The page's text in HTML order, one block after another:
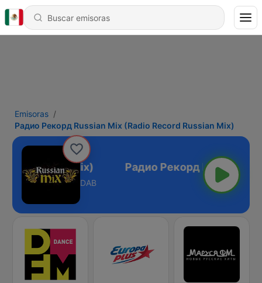
Emisoras
Радио Рекорд Russian Mix (Radio Record Russian Mix)
Russian Mix)
DAB